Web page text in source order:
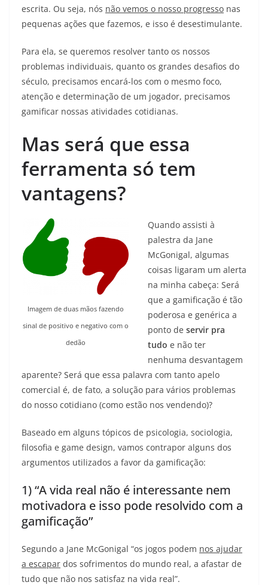
escrita. Ou seja, nós não vemos o nosso progresso nas
pequenas ações que fazemos, e isso é desestimulante.
Para ela, se queremos resolver tanto os nossos
problemas individuais, quanto os grandes desafios do
século, precisamos encará-los com o mesmo foco,
atenção e determinação de um jogador, precisamos
gamificar nossas atividades cotidianas.
Mas será que essa
ferramenta só tem
vantagens?
Imagem de duas mãos fazendo
sinal de positivo e negativo com o
dedão
Quando assisti à
palestra da Jane
McGonigal, algumas
coisas ligaram um alerta
na minha cabeça: Será
que a gamificação é tão
poderosa e genérica a
ponto de servir pra
tudo e não ter
nenhuma desvantagem
aparente? Será que essa palavra com tanto apelo
comercial é, de fato, a solução para vários problemas
do nosso cotidiano (como estão nos vendendo)?
Baseado em alguns tópicos de psicologia, sociologia,
filosofia e game design, vamos contrapor alguns dos
argumentos utilizados a favor da gamificação:
1) “A vida real não é interessante nem
motivadora e isso pode resolvido com a
gamificação”
Segundo a Jane McGonigal “os jogos podem nos ajudar
a escapar dos sofrimentos do mundo real, a afastar de
tudo que não nos satisfaz na vida real”.